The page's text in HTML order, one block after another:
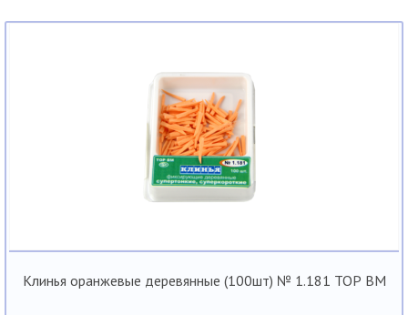
Клинья оранжевые деревянные (100шт) № 1.181 ТОР ВМ